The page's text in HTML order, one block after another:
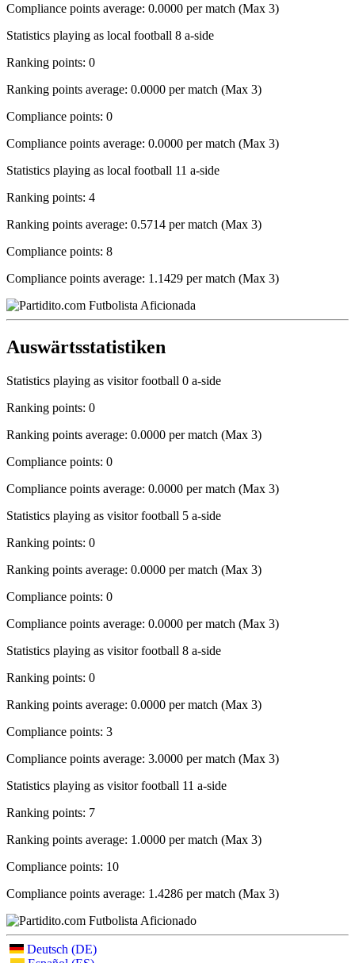
Compliance points average: 0.0000 per match (Max 3)
Statistics playing as local football 8 a-side
Ranking points: 0
Ranking points average: 0.0000 per match (Max 3)
Compliance points: 0
Compliance points average: 0.0000 per match (Max 3)
Statistics playing as local football 11 a-side
Ranking points: 4
Ranking points average: 0.5714 per match (Max 3)
Compliance points: 8
Compliance points average: 1.1429 per match (Max 3)
Auswärtsstatistiken
Statistics playing as visitor football 0 a-side
Ranking points: 0
Ranking points average: 0.0000 per match (Max 3)
Compliance points: 0
Compliance points average: 0.0000 per match (Max 3)
Statistics playing as visitor football 5 a-side
Ranking points: 0
Ranking points average: 0.0000 per match (Max 3)
Compliance points: 0
Compliance points average: 0.0000 per match (Max 3)
Statistics playing as visitor football 8 a-side
Ranking points: 0
Ranking points average: 0.0000 per match (Max 3)
Compliance points: 3
Compliance points average: 3.0000 per match (Max 3)
Statistics playing as visitor football 11 a-side
Ranking points: 7
Ranking points average: 1.0000 per match (Max 3)
Compliance points: 10
Compliance points average: 1.4286 per match (Max 3)
Deutsch (DE)